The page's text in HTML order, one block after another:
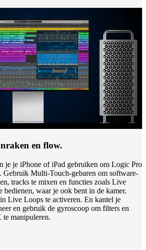
en flow.
je je iPhone of iPad gebruiken om Logic Pro
Gebruik Multi-Touch-gebaren om software-
tracks te mixen en functies zoals Live
waar je ook bent in de kamer.
Live Loops te activeren. En kantel je
en gebruik de gyroscoop om filters en
te manipuleren.